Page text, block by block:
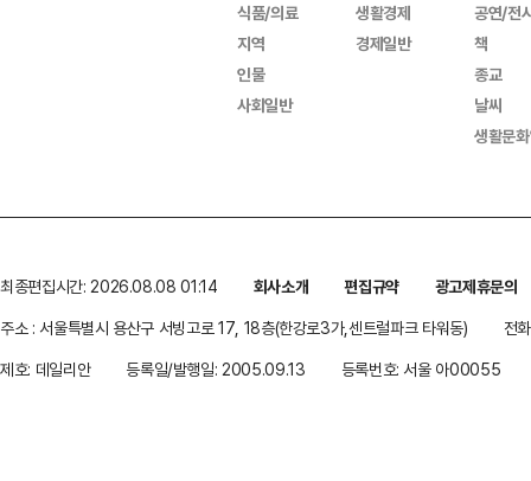
식품/의료
지역
인물
사회일반
생활경제
경제일반
공연/전
책
종교
날씨
생활문
최종편집시간: 2026.08.08 01:14 회사소개 편집규약
광고제휴문의
주소 : 서울특별시 용산구 서빙고로 17, 18층(한강로3가,센트럴파크 타워동)
전
제호: 데일리안
등록일/발행일: 2005.09.13 등록번호: 서울 아00055